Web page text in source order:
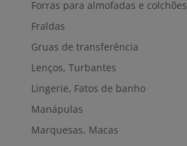
Forras para almofadas e colchões
Fraldas
Gruas de transferência
Lenços, Turbantes
Lingerie, Fatos de banho
Manápulas
Marquesas, Macas